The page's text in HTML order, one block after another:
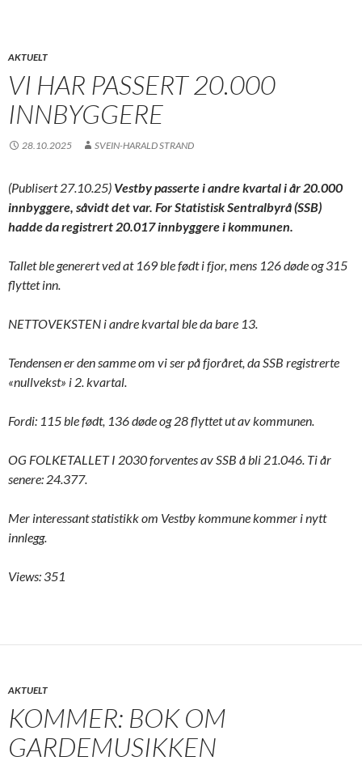
AKTUELT
VI HAR PASSERT 20.000
INNBYGGERE
28.10.2025 SVEIN-HARALD STRAND
(Publisert 27.10.25) Vestby passerte i andre kvartal i år 20.000
innbyggere, såvidt det var. For Statistisk Sentralbyrå (SSB)
hadde da registrert 20.017 innbyggere i kommunen.
Tallet ble generert ved at 169 ble født i fjor, mens 126 døde og 315
flyttet inn.
NETTOVEKSTEN i andre kvartal ble da bare 13.
Tendensen er den samme om vi ser på fjoråret, da SSB registrerte
«nullvekst» i 2. kvartal.
Fordi: 115 ble født, 136 døde og 28 flyttet ut av kommunen.
OG FOLKETALLET I 2030 forventes av SSB å bli 21.046. Ti år
senere: 24.377.
Mer interessant statistikk om Vestby kommune kommer i nytt
innlegg.
Views: 351
AKTUELT
KOMMER: BOK OM
GARDEMUSIKKEN